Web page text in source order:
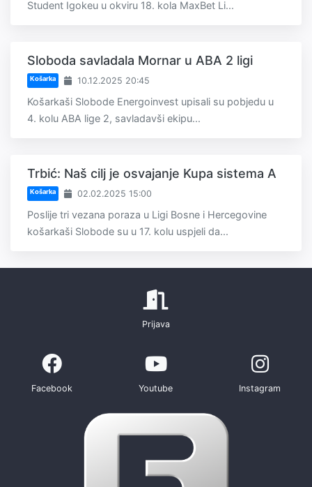
Student Igokeu u okviru 18. kola MaxBet Li...
Sloboda savladala Mornar u ABA 2 ligi
Košarka 10.12.2025 20:45
Košarkaši Slobode Energoinvest upisali su pobjedu u
4. kolu ABA lige 2, savladavši ekipu...
Trbić: Naš cilj je osvajanje Kupa sistema A
Košarka 02.02.2025 15:00
Poslije tri vezana poraza u Ligi Bosne i Hercegovine
košarkaši Slobode su u 17. kolu uspjeli da...
Prijava
Facebook Youtube Instagram